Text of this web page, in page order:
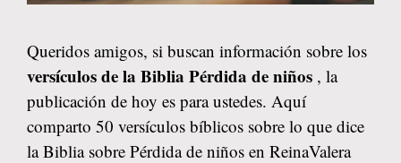
Queridos amigos, si buscan información sobre los
versículos de la Biblia Pérdida de niños , la
publicación de hoy es para ustedes. Aquí
comparto 50 versículos bíblicos sobre lo que dice
la Biblia sobre Pérdida de niños en ReinaValera